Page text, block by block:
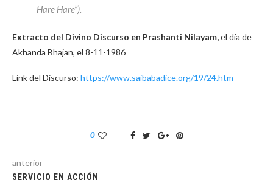
Hare Hare”).
Extracto del Divino Discurso en Prashanti Nilayam,el día de
Akhanda Bhajan, el 8-11-1986
Link del Discurso: https://www.saibabadice.org/19/24.htm
0
anterior
SERVICIO EN ACCIÓN